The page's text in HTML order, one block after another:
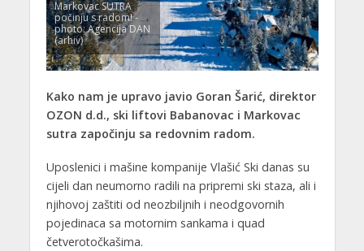
Markovac SUTRA
počinju s radom! -
photo: Agencija DAN
(arhiv)
Kako nam je upravo javio Goran Šarić, direktor
OZON d.d., ski liftovi Babanovac i Markovac
sutra započinju sa redovnim radom.
Uposlenici i mašine kompanije Vlašić Ski danas su
cijeli dan neumorno radili na pripremi ski staza, ali i
njihovoj zaštiti od neozbiljnih i neodgovornih
pojedinaca sa motornim sankama i quad
četverotočkašima.